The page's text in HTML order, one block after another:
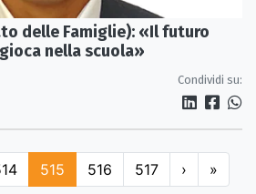
delle Famiglie): «Il futuro
nella scuola»
Condividi su:
515 516 517 › »